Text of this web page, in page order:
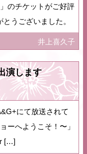
のチケットがご好評
うございました。
井上喜久子
演します
にて放送されて
ーへようこそ！〜」
[…]